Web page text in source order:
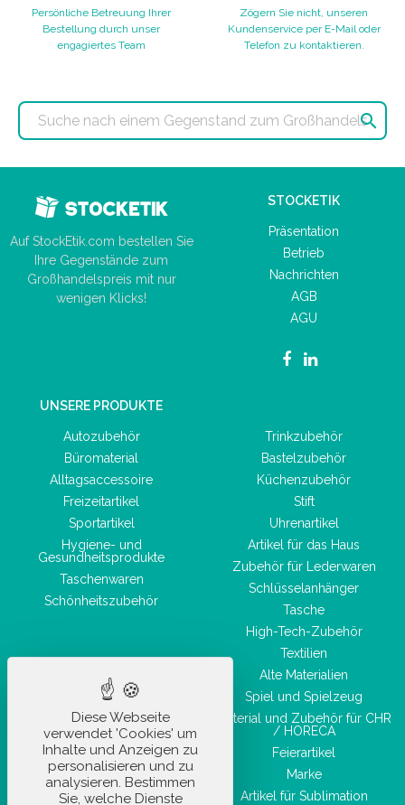
Persönliche Betreuung Ihrer
Bestellung durch unser
engagiertes Team
Zögern Sie nicht, unseren
Kundenservice per E-Mail oder
Telefon zu kontaktieren.

Auf StockEtik.com bestellen Sie
Ihre Gegenstände zum
Großhandelspreis mit nur
wenigen Klicks!
STOCKETIK
Präsentation
Betrieb
Nachrichten
AGB
AGU
UNSERE PRODUKTE
Autozubehör
Büromaterial
Alltagsaccessoire
Freizeitartikel
Sportartikel
Hygiene- und
Gesundheitsprodukte
Taschenwaren
Schönheitszubehör
Trinkzubehör
Bastelzubehör
Küchenzubehör
Stift
Uhrenartikel
Artikel für das Haus
Zubehör für Lederwaren
Schlüsselanhänger
Tasche
High-Tech-Zubehör
Textilien
Alte Materialien
Spiel und Spielzeug
Material und Zubehör für CHR
/ HORECA
Feierartikel
Marke
Artikel für Sublimation
Diese Webseite
verwendet 'Cookies' um
Inhalte und Anzeigen zu
personalisieren und zu
analysieren. Bestimmen
Sie, welche Dienste